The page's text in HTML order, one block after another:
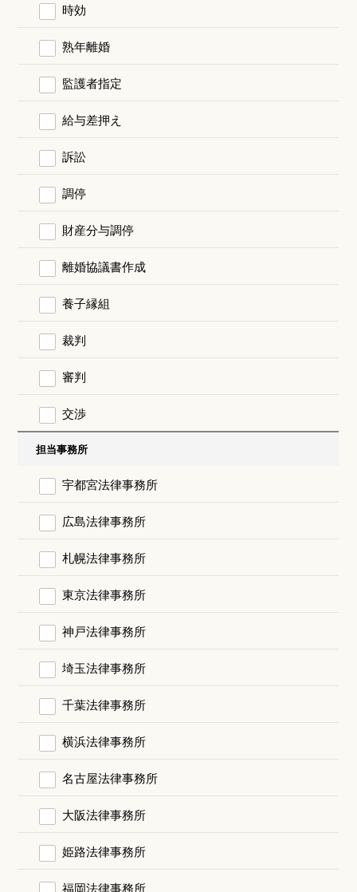
時効
熟年離婚
監護者指定
給与差押え
訴訟
調停
財産分与調停
離婚協議書作成
養子縁組
裁判
審判
交渉
担当事務所
宇都宮法律事務所
広島法律事務所
札幌法律事務所
東京法律事務所
神戸法律事務所
埼玉法律事務所
千葉法律事務所
横浜法律事務所
名古屋法律事務所
大阪法律事務所
姫路法律事務所
福岡法律事務所